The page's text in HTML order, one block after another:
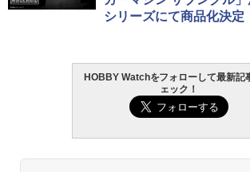
タリーポーチ ミリタリ
ンバッグ サバゲー カメ
三脚 サバイバルゲーム
備 メンズバッグ 72-
￥2,998
￥1,414
送料無料 [取寄] 京商 エ
M11) #92907B
￥4,440
タカラトミー(TAKARA
K トランスフォーマー
NL-06 オートボット コ
ギュア
ァルコン (ZBF) 色分
Blokees スター ウォー
ン&グローグー CC05
グローグー ABS樹脂
プラスチックモデル
￥3,384
東京マルイ (TOKYO
バックマシンガン
小銃 18歳以上 ガスブ
￥190,000
￥748
タミヤ クラフトツール
先細薄刃ニッパー (ゲ
モデル用工具 74123
￥2,781
シリーズにて商品化決定
HOBBY Watchをフォローして最新記
ェック！